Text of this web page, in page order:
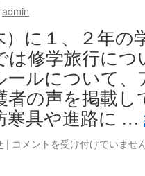
１
月
号
は
admin
）に１、２年
は修学旅行に
ールについて
者の声を掲載
寒具や進路に …
| 学
コメントを受け付けていませ